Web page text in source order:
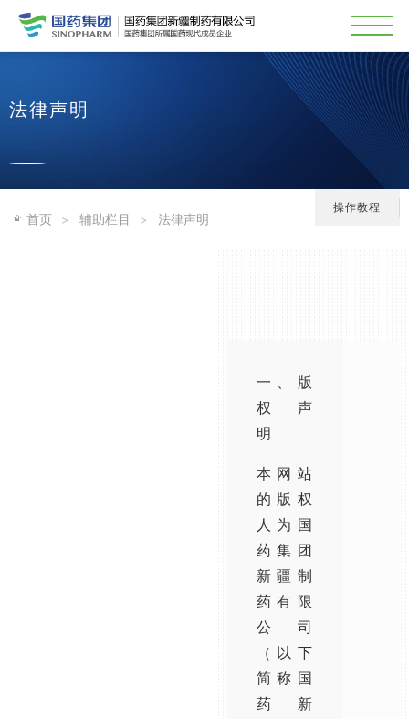
法律声明
首页 > 辅助栏目 > 法律声明
操作教程
一、版
权声
明
本网站
的版权
人为国
药集团
新疆制
药有限
公司
（以下
简称国
药新